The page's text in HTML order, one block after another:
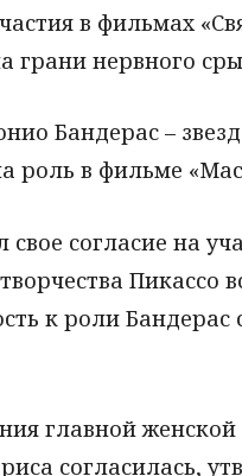
в фильмах
нервного
Бандерас –
роль в фильме
свое согласие на
Пикассо
к роли
главной
согласилась,